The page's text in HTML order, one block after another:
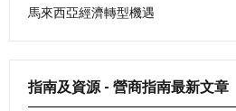
馬來西亞經濟轉型機遇
指南及資源 - 營商指南最新文章